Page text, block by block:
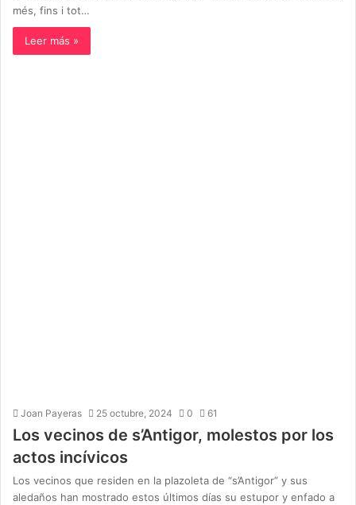
més, fins i tot…
Leer más »
Joan Payeras 25 octubre, 2024 0 61
Los vecinos de s’Antigor, molestos por los
actos incívicos
Los vecinos que residen en la plazoleta de “s’Antigor” y sus
aledaños han mostrado estos últimos días su estupor y enfado a